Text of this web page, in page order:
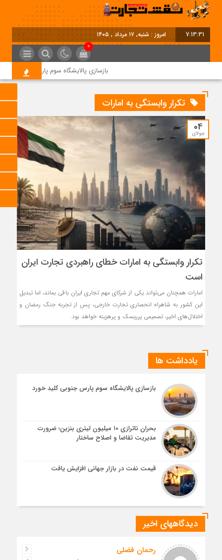
7:13:31 امروز : شنبه, ۱۷ مرداد , ۱۴۰۵
0
بازسازی پالایشگاه سوم پارس جنوبی کلید
تکرار وابستگی به امارات
04
جولای
تکرار وابستگی به امارات خطای راهبردی تجارت ایران
است
امارات همچنان می‌تواند یکی از شرکای مهم تجاری ایران باقی بماند، اما تبدیل
این کشور به شاهراه انحصاری تجارت خارجی، پس از تجربه جنگ رمضان و
اختلال‌‌های اخیر، تصمیمی پرریسک و پرهزینه خواهد بود.
یادداشت ها
بازسازی پالایشگاه سوم پارس جنوبی کلید خورد
بحران ناترازی ۱۰ میلیون لیتری بنزین؛ ضرورت
مدیریت تقاضا و اصلاح ساختار
قیمت نفت در بازار جهانی افزایش یافت
دیدگاههای اخیر
رحمان فضلی